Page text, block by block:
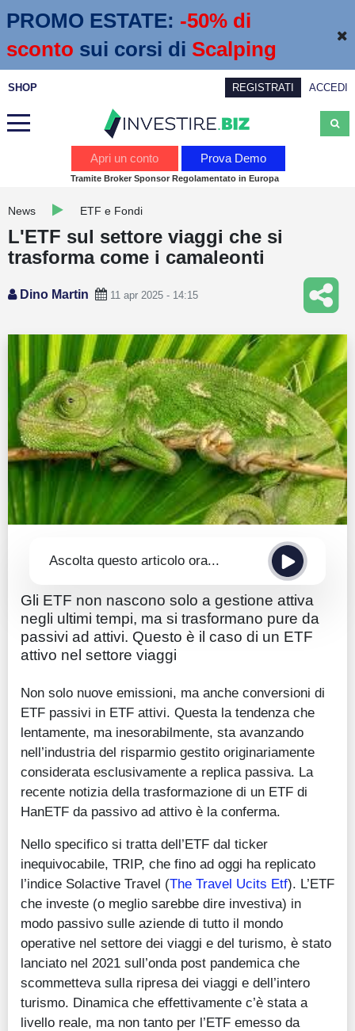
PROMO ESTATE: -50% di
sconto sui corsi di Scalping
SHOP REGISTRATI ACCEDI
Calendario economico
Webinar
Education
Guide
Quotazioni
Conto IG
Guru Monitor
Stagionalità
Apri un conto Prova Demo
Tramite Broker Sponsor Regolamentato in Europa
News ETF e Fondi
L'ETF sul settore viaggi che si
trasforma come i camaleonti
Dino Martin 11 apr 2025 - 14:15
Ascolta questo articolo ora...
Gli ETF non nascono solo a gestione attiva
negli ultimi tempi, ma si trasformano pure da
passivi ad attivi. Questo è il caso di un ETF
attivo nel settore viaggi
Non solo nuove emissioni, ma anche conversioni di
ETF passivi in ETF attivi. Questa la tendenza che
lentamente, ma inesorabilmente, sta avanzando
nell’industria del risparmio gestito originariamente
considerata esclusivamente a replica passiva. La
recente notizia della trasformazione di un ETF di
HanETF da passivo ad attivo è la conferma.
Nello specifico si tratta dell’ETF dal ticker
inequivocabile, TRIP, che fino ad oggi ha replicato
l’indice Solactive Travel (The Travel Ucits Etf). L’ETF
che investe (o meglio sarebbe dire investiva) in
modo passivo sulle aziende di tutto il mondo
operative nel settore dei viaggi e del turismo, è stato
lanciato nel 2021 sull’onda post pandemica che
scommetteva sulla ripresa dei viaggi e dell’intero
turismo. Dinamica che effettivamente c’è stata a
livello reale, ma non tanto per l’ETF emesso da